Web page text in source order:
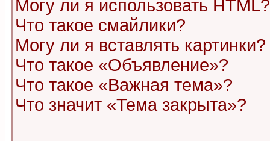
Могу ли я использовать HTML?
Что такое смайлики?
Могу ли я вставлять картинки?
Что такое «Объявление»?
Что такое «Важная тема»?
Что значит «Тема закрыта»?